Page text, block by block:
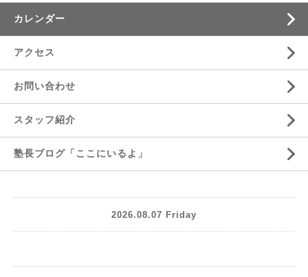
カレンダー
アクセス
お問い合わせ
スタッフ紹介
塾長ブログ「ここにいるよ」
2026.08.07 Friday